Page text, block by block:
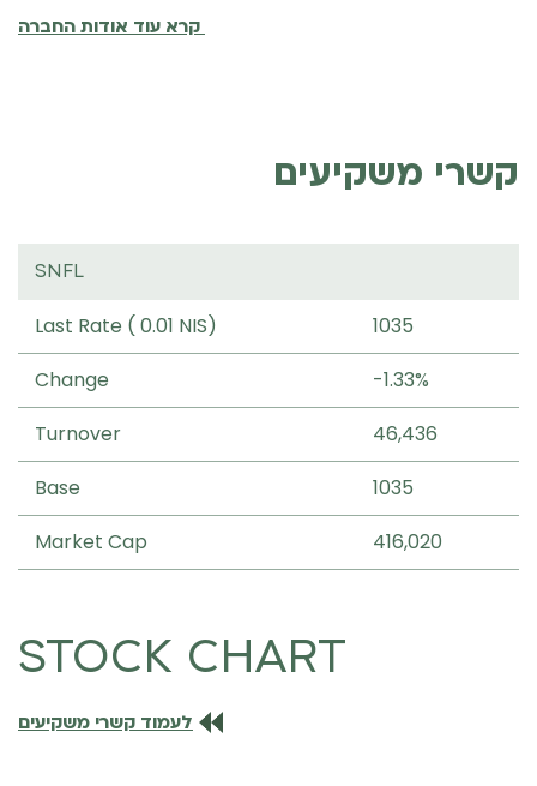
קשרי משקיעים
STOCK CHART
לעמוד קשרי משקיעים
SNFL
Last Rate ( 0.01 NIS)
1035
Change
-1.33%
Turnover
46,436
Base
1035
Market Cap
416,020